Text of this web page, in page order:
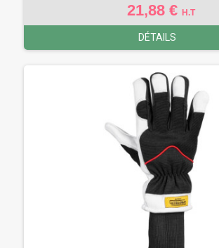
21,88 € H.T
DÉTAILS